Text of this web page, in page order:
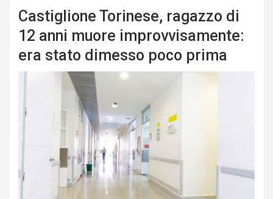
Castiglione Torinese, ragazzo di
12 anni muore improvvisamente:
era stato dimesso poco prima